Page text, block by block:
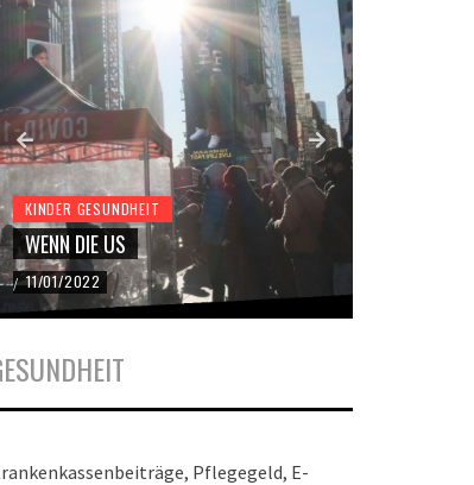
KINDER GESUNDHEIT
WENN DIE US
/ 11/01/2022
Pflegegeld, E-